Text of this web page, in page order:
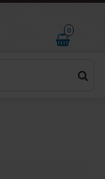
0